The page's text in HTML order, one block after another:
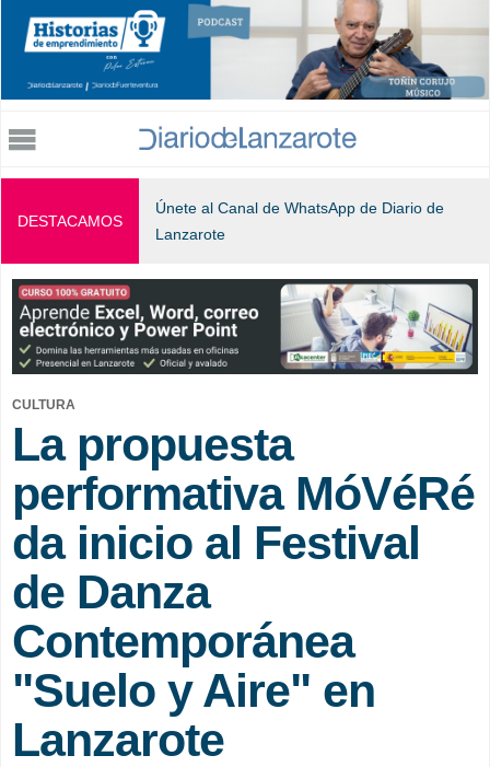
Jump to navigation
DESTACAMOS
Únete al Canal de WhatsApp de Diario de
Lanzarote
CULTURA
La propuesta
performativa MóVéRé
da inicio al Festival
de Danza
Contemporánea
"Suelo y Aire" en
Lanzarote